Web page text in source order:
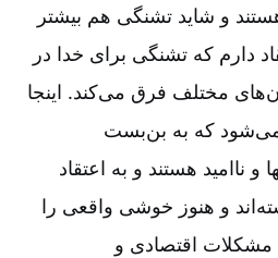
و شاید تشنگی هم بیشتر
دارم که تشنگی برای خدا در
مختلف فرق می‌‌کند. اینجا
می‌‌شود که به بن‌‌بست
و ناامید هستند و به اعتقاد
و هنوز خوشی واقعی را
مشکلات اقتصادی و